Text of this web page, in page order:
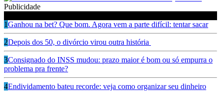
Publicidade
1Ganhou na bet? Que bom. Agora vem a parte difícil: tentar sacar
2Depois dos 50, o divórcio virou outra história
3Consignado do INSS mudou: prazo maior é bom ou só empurra o
problema pra frente?
4Endividamento bateu recorde: veja como organizar seu dinheiro